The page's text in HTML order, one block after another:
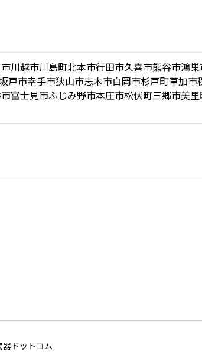
川越市川島町北本市行田市久喜市熊谷市鴻
戸市幸手市狭山市志木市白岡市杉戸町草加市
富士見市ふじみ野市本庄市松伏町三郷市美
器ドットコム